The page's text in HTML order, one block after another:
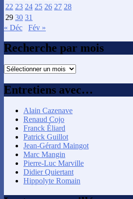
22 23 24 25 26 27 28
29 30 31
« Déc
Fév »
Recherche par mois
Recherche
mois
Entretiens avec…
Alain Cazenave
Renaud Cojo
Franck Éliard
Patrick Guillot
Jean-Gérard Maingot
Marc Mangin
Pierre-Luc Marville
Didier Quiertant
Hippolyte Romain